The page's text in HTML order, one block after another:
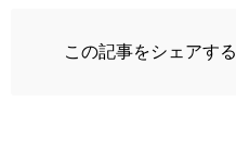
この記事をシェアする